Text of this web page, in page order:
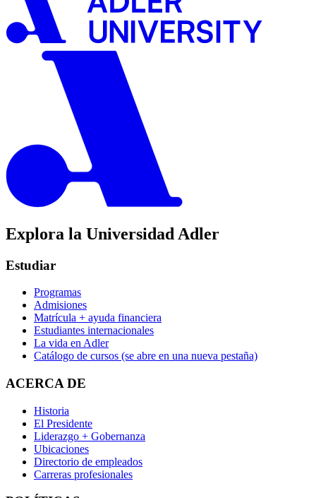
Explora la Universidad Adler
Estudiar
Programas
Admisiones
Matrícula + ayuda financiera
Estudiantes internacionales
La vida en Adler
Catálogo de cursos (se abre en una nueva pestaña)
ACERCA DE
Historia
El Presidente
Liderazgo + Gobernanza
Ubicaciones
Directorio de empleados
Carreras profesionales